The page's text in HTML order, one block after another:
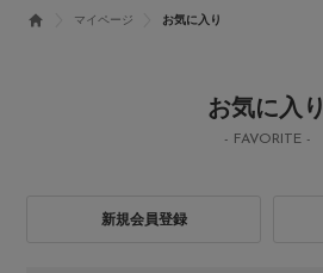
マイページ お気に入り
お気に入り
- FAVORITE -
新規会員登録